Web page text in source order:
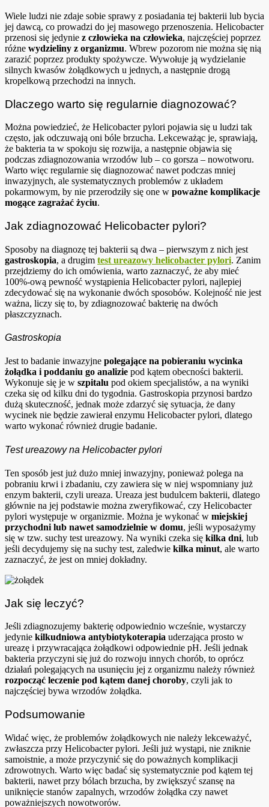
Wiele ludzi nie zdaje sobie sprawy z posiadania tej bakterii lub bycia
jej dawcą, co prowadzi do jej masowego przenoszenia. Helicobacter
przenosi się jedynie z człowieka na człowieka, najczęściej poprzez
różne wydzieliny z organizmu. Wbrew pozorom nie można się nią
zarazić poprzez produkty spożywcze. Wywołuje ją wydzielanie
silnych kwasów żołądkowych u jednych, a następnie drogą
kropelkową przechodzi na innych.
Dlaczego warto się regularnie diagnozować?
Można powiedzieć, że Helicobacter pylori pojawia się u ludzi tak
często, jak odczuwają oni bóle brzucha. Lekceważąc je, sprawiają,
że bakteria ta w spokoju się rozwija, a następnie objawia się
podczas zdiagnozowania wrzodów lub – co gorsza – nowotworu.
Warto więc regularnie się diagnozować nawet podczas mniej
inwazyjnych, ale systematycznych problemów z układem
pokarmowym, by nie przerodziły się one w poważne komplikacje
mogące zagrażać życiu.
Jak zdiagnozować Helicobacter pylori?
Sposoby na diagnozę tej bakterii są dwa – pierwszym z nich jest
gastroskopia, a drugim test ureazowy helicobacter pylori. Zanim
przejdziemy do ich omówienia, warto zaznaczyć, że aby mieć
100%-ową pewność wystąpienia Helicobacter pylori, najlepiej
zdecydować się na wykonanie dwóch sposobów. Kolejność nie jest
ważna, liczy się to, by zdiagnozować bakterię na dwóch
płaszczyznach.
Gastroskopia
Jest to badanie inwazyjne polegające na pobieraniu wycinka
żołądka i poddaniu go analizie pod kątem obecności bakterii.
Wykonuje się je w szpitalu pod okiem specjalistów, a na wyniki
czeka się od kilku dni do tygodnia. Gastroskopia przynosi bardzo
dużą skuteczność, jednak może zdarzyć się sytuacja, że dany
wycinek nie będzie zawierał enzymu Helicobacter pylori, dlatego
warto wykonać również drugie badanie.
Test ureazowy na Helicobacter pylori
Ten sposób jest już dużo mniej inwazyjny, ponieważ polega na
pobraniu krwi i zbadaniu, czy zawiera się w niej wspomniany już
enzym bakterii, czyli ureaza. Ureaza jest budulcem bakterii, dlatego
głównie na jej podstawie można zweryfikować, czy Helicobacter
pylori występuje w organizmie. Można je wykonać w miejskiej
przychodni lub nawet samodzielnie w domu, jeśli wyposażymy
się w tzw. suchy test ureazowy. Na wyniki czeka się kilka dni, lub
jeśli decydujemy się na suchy test, zaledwie kilka minut, ale warto
zaznaczyć, że jest on mniej dokładny.
Jak się leczyć?
Jeśli zdiagnozujemy bakterię odpowiednio wcześnie, wystarczy
jedynie kilkudniowa antybiotykoterapia uderzająca prosto w
ureazę i przywracająca żołądkowi odpowiednie pH. Jeśli jednak
bakteria przyczyni się już do rozwoju innych chorób, to oprócz
działań polegających na usunięciu jej z organizmu należy również
rozpocząć leczenie pod kątem danej choroby, czyli jak to
najczęściej bywa wrzodów żołądka.
Podsumowanie
Widać więc, że problemów żołądkowych nie należy lekceważyć,
zwłaszcza przy Helicobacter pylori. Jeśli już wystąpi, nie zniknie
samoistnie, a może przyczynić się do poważnych komplikacji
zdrowotnych. Warto więc badać się systematycznie pod kątem tej
bakterii, nawet przy bólach brzucha, by zwiększyć szansę na
uniknięcie stanów zapalnych, wrzodów żołądka czy nawet
poważniejszych nowotworów.